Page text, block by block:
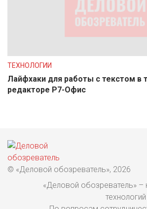
ТЕХНОЛОГИИ
Лайфхаки для работы с текстом в
редакторе Р7-Офис
© «Деловой обозреватель», 2026
«Деловой обозреватель» –